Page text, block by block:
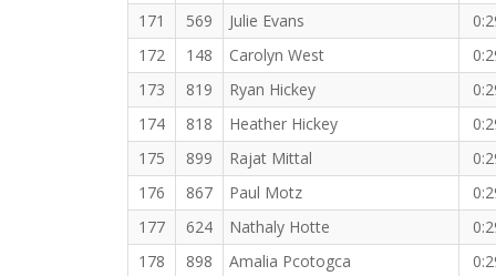
171
569 Julie Evans
172
148 Carolyn West
173
819 Ryan Hickey
174
818 Heather Hickey
175
899 Rajat Mittal
176
867 Paul Motz
177
624 Nathaly Hotte
178
898 Amalia Pcotogca